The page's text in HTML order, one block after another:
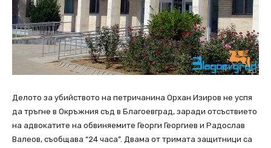
Делото за убийството на петричанина Орхан Изиров не успя
да тръгне в Oкръжния съд в Благоевград, заради отсъствието
на адвокатите на обвиняемите Георги Георгиев и Радослав
Валеов, съобщава “24 часа”. Двама от тримата защитници са